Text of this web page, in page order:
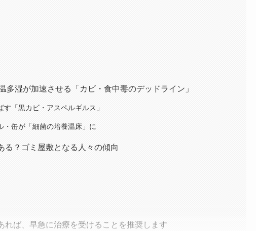
湿が加速させる「カビ・食中毒のデッドライン」
「黒カビ・アスペルギルス」
缶が「細菌の培養温床」に
る？ゴミ屋敷となる人々の傾向
れば、早急に治療を受けることを推奨します